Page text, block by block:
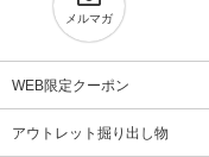
メルマガ
WEB限定クーポン
アウトレット掘り出し物